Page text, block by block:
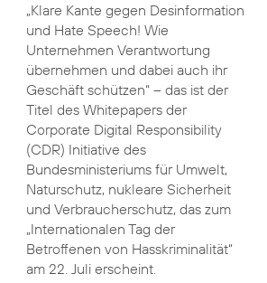
„Klare Kante gegen Desinformation
und Hate Speech! Wie
Unternehmen Verantwortung
übernehmen und dabei auch ihr
Geschäft schützen“ – das ist der
Titel des Whitepapers der
Corporate Digital Responsibility
(CDR) Initiative des
Bundesministeriums für Umwelt,
Naturschutz, nukleare Sicherheit
und Verbraucherschutz, das zum
„Internationalen Tag der
Betroffenen von Hasskriminalität“
am 22. Juli erscheint.